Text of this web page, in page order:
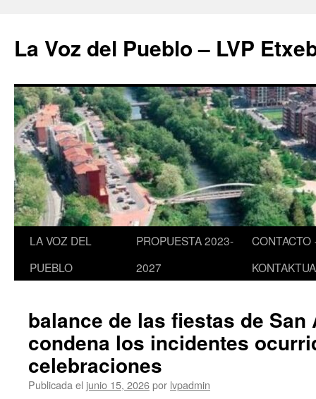
contenido
La Voz del Pueblo – LVP
LA VOZ DEL
PUEBLO
PROPUESTA 2023-
2027
CONTACTO ·
KONTAKTUA
balance de las fiestas de San
condena los incidentes
celebraciones
Publicada el junio 15, 2026por lvpadmin